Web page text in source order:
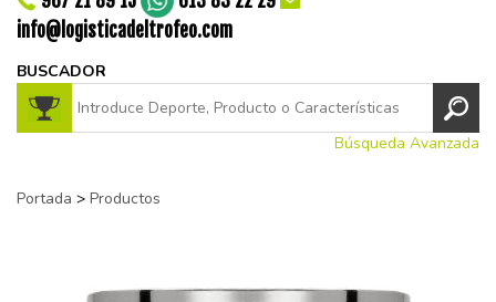
info@logisticadeltrofeo.com
BUSCADOR
Búsqueda Avanzada
Portada > Productos